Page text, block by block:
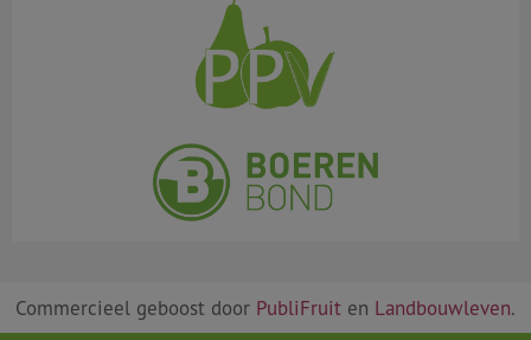
Commercieel geboost door PubliFruit en Landbouwleven.